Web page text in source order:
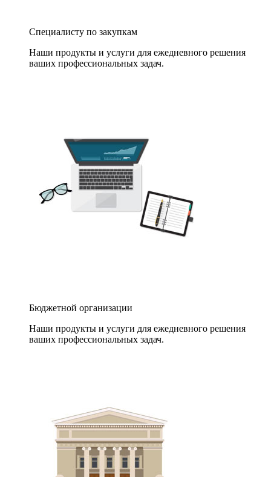
Специалисту по закупкам
Наши продукты и услуги для ежедневного решения
ваших профессиональных задач.
Бюджетной организации
Наши продукты и услуги для ежедневного решения
ваших профессиональных задач.